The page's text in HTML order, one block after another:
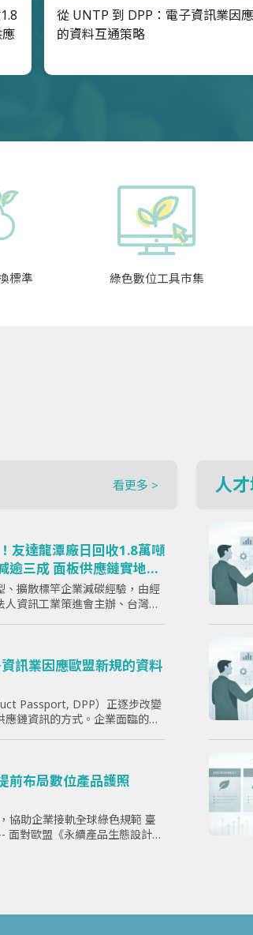
從 UNTP 到 DPP：電子資訊業因
的資料互通策略
標準 綠色數位工具市集
看更多 >
友達龍潭廠日回收1.8萬噸
逾三成 面板供應鏈實地取
擴散標竿企業減碳經驗，由經
資訊工業策進會主辦、台灣顯
訊業因應歐盟新規的資料
Passport, DPP）正逐步改變
鏈資訊的方式。企業面臨的核
前布局數位產品護照
協助企業接軌全球綠色規範 臺
對歐盟《永續產品生態設計法
人